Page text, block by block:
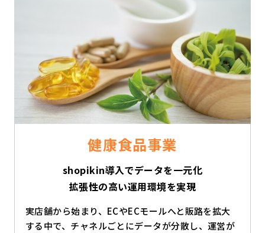
健康食品事業
shopikin導入でデータを一元化
拡張性の高い運用環境を実現
実店舗から始まり、ECやECモールへと販路を拡大
する中で、チャネルごとにデータが分散し、運営が